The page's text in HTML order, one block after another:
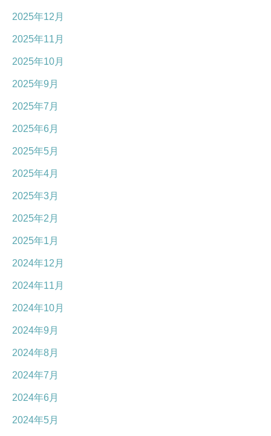
2025年12月
2025年11月
2025年10月
2025年9月
2025年7月
2025年6月
2025年5月
2025年4月
2025年3月
2025年2月
2025年1月
2024年12月
2024年11月
2024年10月
2024年9月
2024年8月
2024年7月
2024年6月
2024年5月